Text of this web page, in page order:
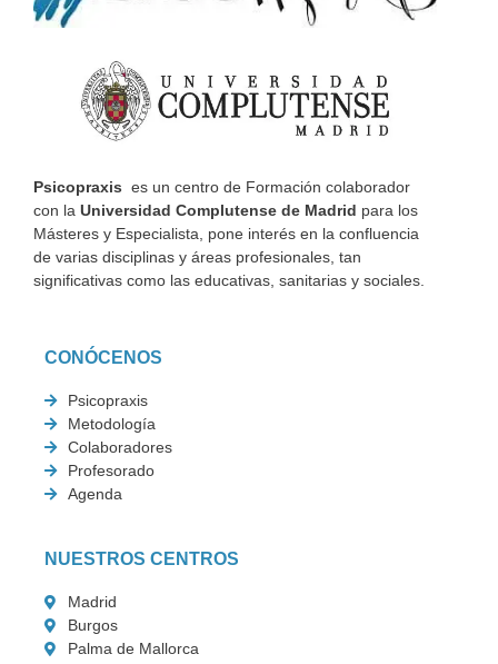
Psicopraxis es un centro de Formación colaborador
con la Universidad Complutense de Madrid para los
Másteres y Especialista, pone interés en la confluencia
de varias disciplinas y áreas profesionales, tan
significativas como las educativas, sanitarias y sociales.
CONÓCENOS
Psicopraxis
Metodología
Colaboradores
Profesorado
Agenda
NUESTROS CENTROS
Madrid
Burgos
Palma de Mallorca